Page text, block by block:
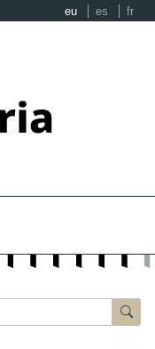
eu es fr